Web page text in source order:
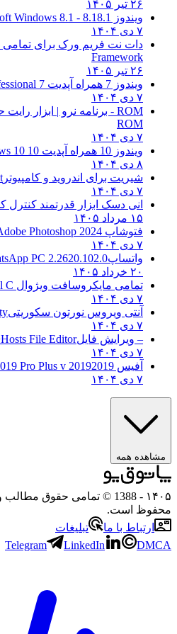
۲۶ تیر ۱۴۰۵
ویندوز 8.1
8.1 - Microsoft Windows 8.1
۷ دی ۱۴۰۴
دات نت فریم ورک برای تمامی
Framework
۲۶ تیر ۱۴۰۵
ویندوز 7 همراه آپدیت 7 SP1
۷ دی ۱۴۰۴
ROM - برنامه نرو | ابزار رایت حرفه ای و
ROM
۷ دی ۱۴۰۴
ویندوز 10 همراه آپدیت 10 22H2
10
۸ دی ۱۴۰۴
شیریت برای اندروید و کامپیوتر
۷ دی ۱۴۰۴
انی دسک ابزار قدرتمند کنترل
۱۵ مرداد ۱۴۰۵
فتوشاپ CC 2025 Photoshop 2024
۷ دی ۱۴۰۴
واتساپPC 2.2620.102.0
۲۰ خرداد ۱۴۰۵
تمامی مایکروسافت ویژوال C
۷ دی ۱۴۰۴
آنتی ویروس نورتون سکوریتی
۷ دی ۱۴۰۴
– ویرایش فایلHosts File Editor+
۷ دی ۱۴۰۴
آفیس 2019 2019 Microsoft Office 2019 Pro Plus v
۷ دی ۱۴۰۴
مشاهده همه
۱۴۰۵
- 1388 © تمامی حقوق
محفوظ است.
ارتباط با ما
تبلیغات
Telegram
LinkedIn DMCA